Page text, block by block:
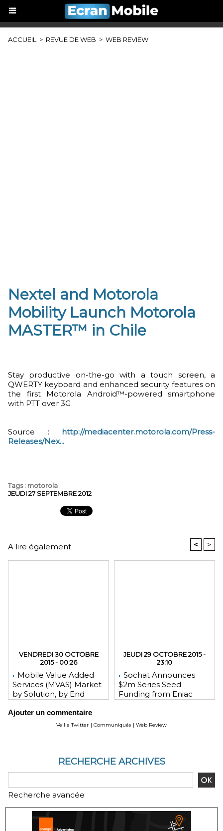
ACCUEIL > REVUE DE WEB > WEB REVIEW
Nextel and Motorola
Mobility Launch Motorola
MASTER™ in Chile
Stay productive on-the-go with a touch screen, a
QWERTY keyboard and enhanced security features on
the first Motorola Android™-powered smartphone
with PTT over 3G
Source : http://mediacenter.motorola.com/Press-
Releases/Nex...
Tags: motorola
JEUDI 27 SEPTEMBRE 2012
A lire également < >
VENDREDI 30 OCTOBRE
2015 - 00:26
Mobile Value Added
Services (MVAS) Market
by Solution, by End
Geography - Global
Forecast and Analysis to
JEUDI 29 OCTOBRE 2015 -
23:10
Sochat Announces
$2m Series Seed
Funding from Eniac
Zhang
Ajouter un commentaire
Veille Twitter | Communiqués | Web Review
RECHERCHE ARCHIVES
Recherche avancée